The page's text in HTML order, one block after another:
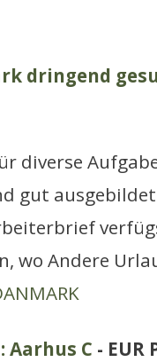
dringend
diverse
gut
wo Andere
Aarhus C - EUR